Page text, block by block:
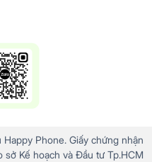
Phone. Giấy chứng nhận
sở Kế hoạch và Đầu tư Tp.HCM